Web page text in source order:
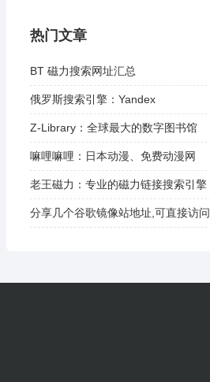
热门文章
BT 磁力搜索网址汇总
俄罗斯搜索引擎：Yandex
Z-Library：全球最大的数字图书馆
嘛哩嘛哩：日本动漫、免费动漫网
老王磁力：专业的磁力链接搜索引擎
分享几个谷歌镜像站地址,可直接访问